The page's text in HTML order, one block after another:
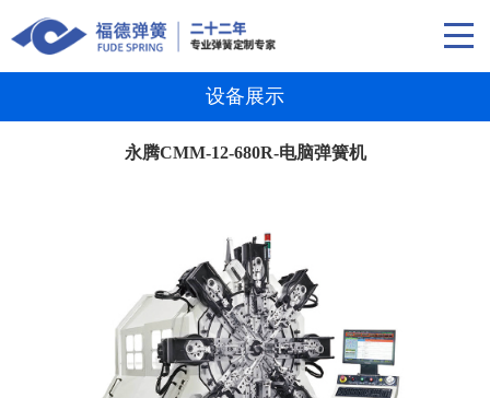
设备展示
永腾CMM-12-680R-电脑弹簧机